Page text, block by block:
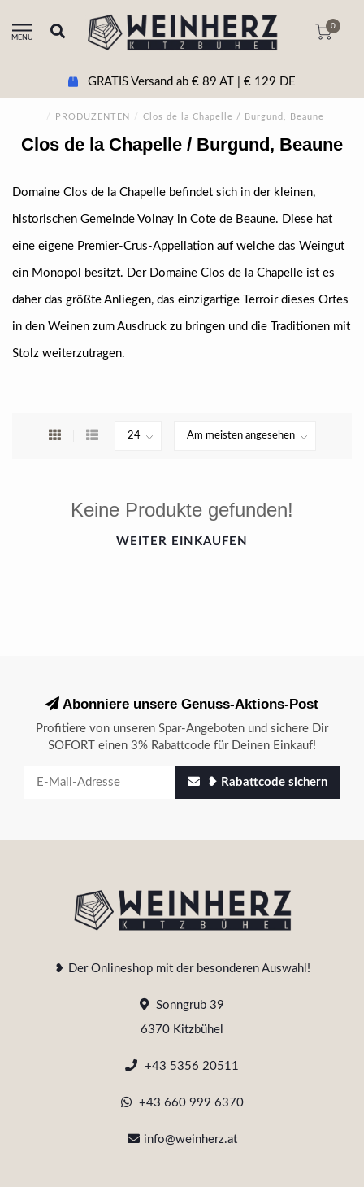
MENU
0
GRATIS Versand ab € 89 AT | € 129 DE
/ PRODUZENTEN / Clos de la Chapelle / Burgund, Beaune
Clos de la Chapelle / Burgund, Beaune
Domaine Clos de la Chapelle befindet sich in der kleinen,
historischen Gemeinde Volnay in Cote de Beaune. Diese hat
eine eigene Premier-Crus-Appellation auf welche das Weingut
ein Monopol besitzt. Der Domaine Clos de la Chapelle ist es
daher das größte Anliegen, das einzigartige Terroir dieses Ortes
in den Weinen zum Ausdruck zu bringen und die Traditionen mit
Stolz weiterzutragen.
Keine Produkte gefunden!
WEITER EINKAUFEN
Abonniere unsere Genuss-Aktions-Post
Profitiere von unseren Spar-Angeboten und sichere Dir
SOFORT einen 3% Rabattcode für Deinen Einkauf!
❥ Rabattcode sichern
❥ Der Onlineshop mit der besonderen Auswahl!
Sonngrub 39
6370 Kitzbühel
+43 5356 20511
+43 660 999 6370
info@weinherz.at